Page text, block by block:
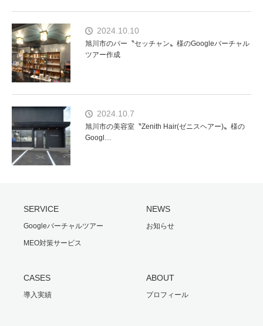
2024.10.10
旭川市のバー〝セッチャン〟様のGoogleバーチャル
ツアー作成
2024.10.7
旭川市の美容室〝Zenith Hair(ゼニスヘアー)〟様の
Googl…
SERVICE
Googleバーチャルツアー
MEO対策サービス
NEWS
お知らせ
CASES
導入実績
ABOUT
プロフィール